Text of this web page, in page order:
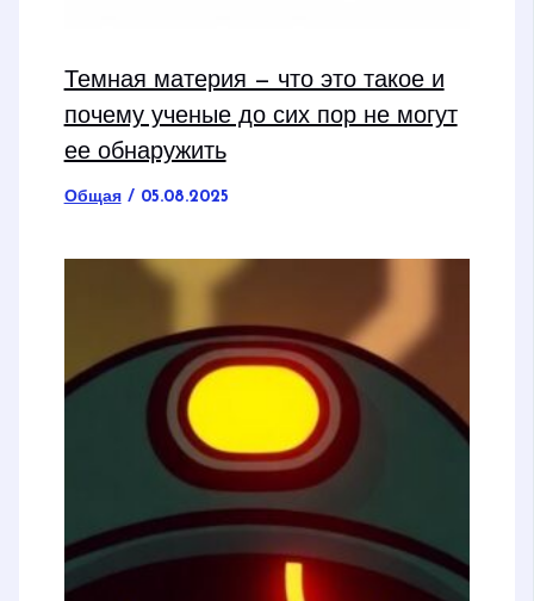
Темная материя — что это такое и
почему ученые до сих пор не могут
ее обнаружить
Общая/ 05.08.2025